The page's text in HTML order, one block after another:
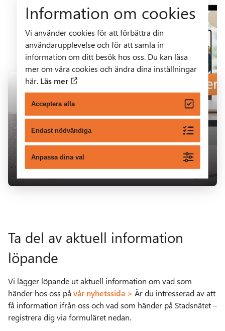
Tips och råd
Kom igång med Stadsnätet
Ta del av våra korta instruktionsfilmer som guidar
Ta del av aktuell information
löpande
Vi lägger löpande ut aktuell information om vad som
händer hos oss på vår nyhetssida > Är du intresserad av att
få information ifrån oss och vad som händer på Stadsnätet –
registrera dig via formuläret nedan.
Information om cookies
Vi använder cookies för att förbättra din
användarupplevelse och för att samla in
information om ditt besök hos oss. Du kan läsa
mer om våra cookies och ändra dina inställningar
här. Läs mer
Acceptera alla
Endast nödvändiga
Anpassa dina val